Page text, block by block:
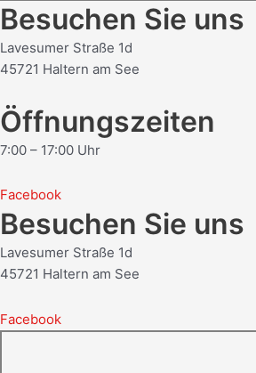
Besuchen Sie uns
Lavesumer Straße 1d
45721 Haltern am See
Öffnungszeiten
7:00 – 17:00 Uhr
Facebook
Besuchen Sie uns
Lavesumer Straße 1d
45721 Haltern am See
Facebook